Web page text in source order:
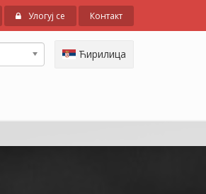
Улогуј се Контакт
Ћирилица